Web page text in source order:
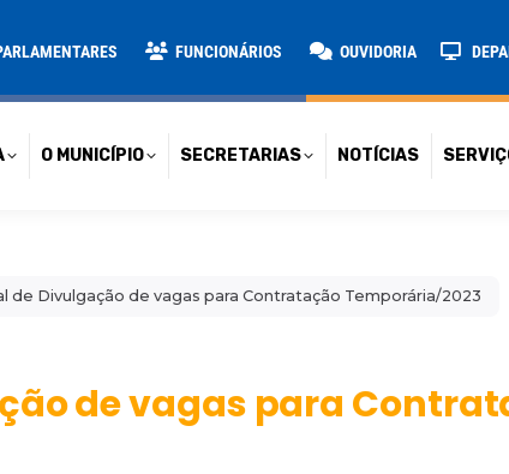
FUNCIONÁRIOS OUVIDORIA
O MUNICÍPIO SECRETARIAS NOTÍCIAS
de Divulgação de vagas para Contratação Temporária/2023
de vagas para